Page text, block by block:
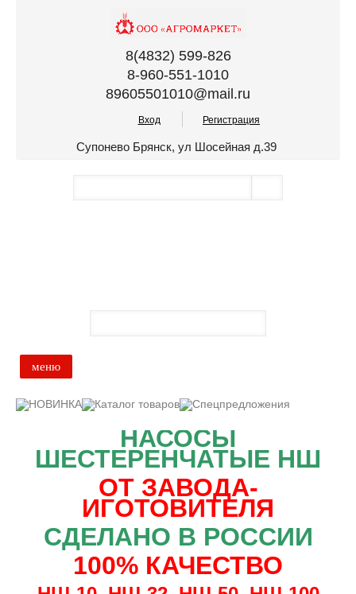
8(4832) 599-826
8-960-551-1010
89605501010@mail.ru
Вход Регистрация
Супонево Брянск, ул Шосейная д.39
меню
Основной каталог товаров
Доставка и оплата
Новости и акции
НАСОСЫ
ШЕСТЕРЕНЧАТЫЕ НШ
ОТ ЗАВОДА-
ИГОТОВИТЕЛЯ
СДЕЛАНО В РОССИИ
100% КАЧЕСТВО